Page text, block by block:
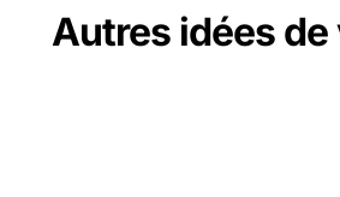
Autres idées